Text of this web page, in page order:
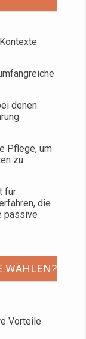
denen
Pflege, um
zu
für
die
passive
WÄHLEN?
Vorteile